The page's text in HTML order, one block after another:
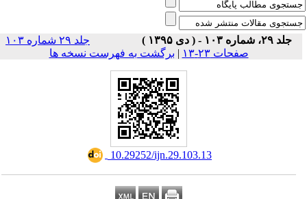
جلد ۲۹، شماره ۱۰۳ - ( دی ۱۳۹۵ )
جلد ۲۹ شماره ۱۰۳
صفحات ۲۳-۱۳
| برگشت به فهرست نسخه ها
‎ 10.29252/ijn.29.103.13